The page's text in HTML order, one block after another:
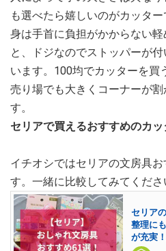
も選べたら嬉しいのがカッタ
身は手首に負担がかからない
と、ドジなのでストッパーが
います。100均でカッターを買
売り場でも大きくコーナーが
す。
セリアで買えるおすすめのカッ
イチオシではセリアの文房具
す。一緒に比較してみてくださ
セリア
整理に
が充実